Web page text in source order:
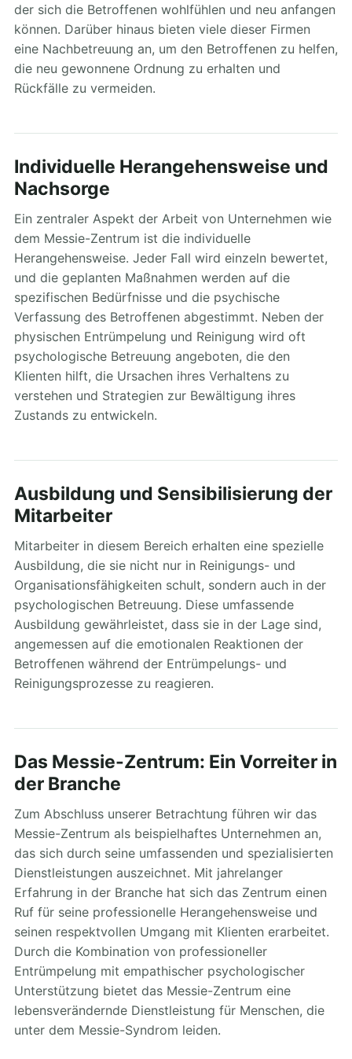
der sich die Betroffenen wohlfühlen und neu anfangen
können. Darüber hinaus bieten viele dieser Firmen
eine Nachbetreuung an, um den Betroffenen zu helfen,
die neu gewonnene Ordnung zu erhalten und
Rückfälle zu vermeiden.
Individuelle Herangehensweise und
Nachsorge
Ein zentraler Aspekt der Arbeit von Unternehmen wie
dem Messie-Zentrum ist die individuelle
Herangehensweise. Jeder Fall wird einzeln bewertet,
und die geplanten Maßnahmen werden auf die
spezifischen Bedürfnisse und die psychische
Verfassung des Betroffenen abgestimmt. Neben der
physischen Entrümpelung und Reinigung wird oft
psychologische Betreuung angeboten, die den
Klienten hilft, die Ursachen ihres Verhaltens zu
verstehen und Strategien zur Bewältigung ihres
Zustands zu entwickeln.
Ausbildung und Sensibilisierung der
Mitarbeiter
Mitarbeiter in diesem Bereich erhalten eine spezielle
Ausbildung, die sie nicht nur in Reinigungs- und
Organisationsfähigkeiten schult, sondern auch in der
psychologischen Betreuung. Diese umfassende
Ausbildung gewährleistet, dass sie in der Lage sind,
angemessen auf die emotionalen Reaktionen der
Betroffenen während der Entrümpelungs- und
Reinigungsprozesse zu reagieren.
Das Messie-Zentrum: Ein Vorreiter in
der Branche
Zum Abschluss unserer Betrachtung führen wir das
Messie-Zentrum als beispielhaftes Unternehmen an,
das sich durch seine umfassenden und spezialisierten
Dienstleistungen auszeichnet. Mit jahrelanger
Erfahrung in der Branche hat sich das Zentrum einen
Ruf für seine professionelle Herangehensweise und
seinen respektvollen Umgang mit Klienten erarbeitet.
Durch die Kombination von professioneller
Entrümpelung mit empathischer psychologischer
Unterstützung bietet das Messie-Zentrum eine
lebensverändernde Dienstleistung für Menschen, die
unter dem Messie-Syndrom leiden.